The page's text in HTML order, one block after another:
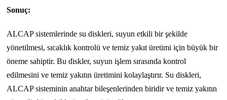
Sonuç:
ALCAP sistemlerinde su diskleri, suyun etkili bir şekilde
yönetilmesi, sıcaklık kontrolü ve temiz yakıt üretimi için büyük bir
öneme sahiptir. Bu diskler, suyun işlem sırasında kontrol
edilmesini ve temiz yakıtın üretimini kolaylaştırır. Su diskleri,
ALCAP sisteminin anahtar bileşenlerinden biridir ve temiz yakıtın